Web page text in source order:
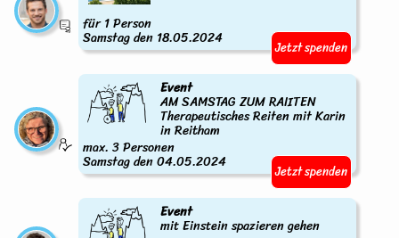
für 1 Person
Samstag den 18.05.2024 Jetzt spenden
Event
AM SAMSTAG ZUM RAIITEN
Therapeutisches Reiten mit Karin
in Reitham
max. 3 Personen
Samstag den 04.05.2024 Jetzt spenden
Event
mit Einstein spazieren gehen